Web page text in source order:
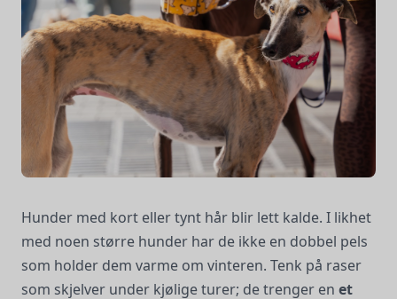
Hunder med kort eller tynt hår blir lett kalde. I likhet
med noen større hunder har de ikke en dobbel pels
som holder dem varme om vinteren. Tenk på raser
som skjelver under kjølige turer; de trenger en et